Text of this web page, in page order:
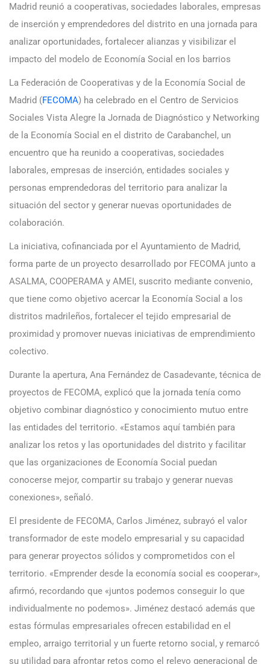
Madrid reunió a cooperativas, sociedades laborales, empresas
de inserción y emprendedores del distrito en una jornada para
analizar oportunidades, fortalecer alianzas y visibilizar el
impacto del modelo de Economía Social en los barrios
La Federación de Cooperativas y de la Economía Social de
Madrid (FECOMA) ha celebrado en el Centro de Servicios
Sociales Vista Alegre la Jornada de Diagnóstico y Networking
de la Economía Social en el distrito de Carabanchel, un
encuentro que ha reunido a cooperativas, sociedades
laborales, empresas de inserción, entidades sociales y
personas emprendedoras del territorio para analizar la
situación del sector y generar nuevas oportunidades de
colaboración.
La iniciativa, cofinanciada por el Ayuntamiento de Madrid,
forma parte de un proyecto desarrollado por FECOMA junto a
ASALMA, COOPERAMA y AMEI, suscrito mediante convenio,
que tiene como objetivo acercar la Economía Social a los
distritos madrileños, fortalecer el tejido empresarial de
proximidad y promover nuevas iniciativas de emprendimiento
colectivo.
Durante la apertura, Ana Fernández de Casadevante, técnica de
proyectos de FECOMA, explicó que la jornada tenía como
objetivo combinar diagnóstico y conocimiento mutuo entre
las entidades del territorio. «Estamos aquí también para
analizar los retos y las oportunidades del distrito y facilitar
que las organizaciones de Economía Social puedan
conocerse mejor, compartir su trabajo y generar nuevas
conexiones», señaló.
El presidente de FECOMA, Carlos Jiménez, subrayó el valor
transformador de este modelo empresarial y su capacidad
para generar proyectos sólidos y comprometidos con el
territorio. «Emprender desde la economía social es cooperar»,
afirmó, recordando que «juntos podemos conseguir lo que
individualmente no podemos». Jiménez destacó además que
estas fórmulas empresariales ofrecen estabilidad en el
empleo, arraigo territorial y un fuerte retorno social, y remarcó
su utilidad para afrontar retos como el relevo generacional de